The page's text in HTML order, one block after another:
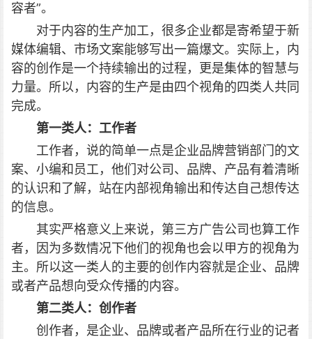
容者”。
对于内容的生产加工，很多企业都是寄希望于新
媒体编辑、市场文案能够写出一篇爆文。实际上，内
容的创作是一个持续输出的过程，更是集体的智慧与
力量。所以，内容的生产是由四个视角的四类人共同
完成。
第一类人：工作者
工作者，说的简单一点是企业品牌营销部门的文
案、小编和员工，他们对公司、品牌、产品有着清晰
的认识和了解，站在内部视角输出和传达自己想传达
的信息。
其实严格意义上来说，第三方广告公司也算工作
者，因为多数情况下他们的视角也会以甲方的视角为
主。所以这一类人的主要的创作内容就是企业、品牌
或者产品想向受众传播的内容。
第二类人：创作者
创作者，是企业、品牌或者产品所在行业的记者